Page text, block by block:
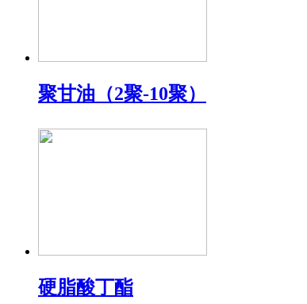
聚甘油（2聚-10聚）
硬脂酸丁酯